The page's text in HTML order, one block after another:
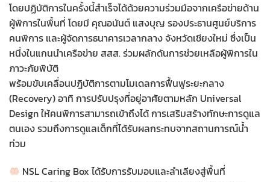
โดยปฏิบัติการในครั้งนี้สำเร็จได้ด้วยความร่วมมือจากเครือข่ายด้าน
ผู้พิการในพื้นที่ โดยมี คุณอนันต์ แสงบุญ รองประธานศูนย์บริการ
คนพิการ และผู้จัดการธนาคารเวลากลาง จังหวัดเชียงใหม่ ซึ่งเป็น
หนึ่งในแกนนำเครือข่าย สสส. ร่วมผลักดันการช่วยเหลือผู้พิการใน
ภาวะภัยพิบัติ
พร้อมขับเคลื่อนปฎิบัติการตามโมเดลการฟื้นฟูระยะกลาง
(Recovery) อาทิ การปรับปรุงที่อยู่อาศัยตามหลัก Universal
Design ให้คนพิการสามารถเข้าถึงได้ การเสริมสร้างทักษะการดูแล
ตนเอง รวมถึงการดูแลเด็กที่ได้รับผลกระทบจากสถานการณ์น้ำ
ท่วม
NSL Caring Box ได้รับการรับมอบและลำเลียงสู่พื้นที่